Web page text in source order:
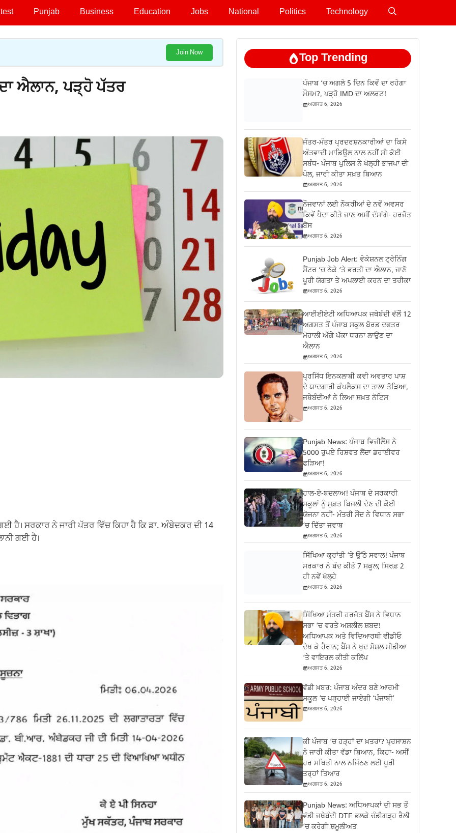
Punjab Business Education Jobs National Politics Technology
Join Now
ਐਲਾਨ, ਪੜ੍ਹੋ ਪੱਤਰ
ਹੈ। ਸਰਕਾਰ ਨੇ ਜਾਰੀ ਪੱਤਰ ਵਿੱਚ ਕਿਹਾ ਹੈ ਕਿ ਡਾ. ਅੰਬੇਦਕਰ ਦੀ 14
ਗਈ ਹੈ।
Top Trending
ਪੰਜਾਬ ‘ਚ ਅਗਲੇ 5 ਦਿਨ ਕਿਵੇਂ ਦਾ ਰਹੇਗਾ
ਮੌਸਮ?, ਪੜ੍ਹੋ IMD ਦਾ ਅਲਰਟ!
ਅਗਸਤ 6, 2026
ਜੰਤਰ-ਮੰਤਰ ਪ੍ਰਦਰਸ਼ਨਕਾਰੀਆਂ ਦਾ ਕਿਸੇ
ਅੱਤਵਾਦੀ ਮਾਡਿਊਲ ਨਾਲ ਨਹੀਂ ਸੀ ਕੋਈ
ਸਬੰਧ- ਪੰਜਾਬ ਪੁਲਿਸ ਨੇ ਖੋਲ੍ਹੀ ਭਾਜਪਾ ਦੀ
ਪੋਲ, ਜਾਰੀ ਕੀਤਾ ਸਖ਼ਤ ਬਿਆਨ
ਅਗਸਤ 6, 2026
ਨੌਜਵਾਨਾਂ ਲਈ ਨੌਕਰੀਆਂ ਦੇ ਨਵੇਂ ਅਵਸਰ
ਕਿਵੇਂ ਪੈਦਾ ਕੀਤੇ ਜਾਣ ਅਸੀਂ ਦੱਸਾਂਗੇ- ਹਰਜੋਤ
ਬੈਂਸ
ਅਗਸਤ 6, 2026
Punjab Job Alert: ਵੋਕੇਸ਼ਨਲ ਟ੍ਰੇਨਿੰਗ
ਸੈਂਟਰ ‘ਚ ਠੇਕੇ ‘ਤੇ ਭਰਤੀ ਦਾ ਐਲਾਨ, ਜਾਣੋ
ਪੂਰੀ ਯੋਗਤਾ ਤੇ ਅਪਲਾਈ ਕਰਨ ਦਾ ਤਰੀਕਾ
ਅਗਸਤ 6, 2026
ਆਈਈਏਟੀ ਅਧਿਆਪਕ ਜਥੇਬੰਦੀ ਵੱਲੋਂ 12
ਅਗਸਤ ਤੋਂ ਪੰਜਾਬ ਸਕੂਲ ਬੋਰਡ ਦਫਤਰ
ਮੋਹਾਲੀ ਅੱਗੇ ਪੱਕਾ ਧਰਨਾ ਲਾਉਣ ਦਾ
ਐਲਾਨ
ਅਗਸਤ 6, 2026
ਪ੍ਰਸਿੱਧ ਇਨਕਲਾਬੀ ਕਵੀ ਅਵਤਾਰ ਪਾਸ਼
ਦੇ ਯਾਦਗਾਰੀ ਕੰਪਲੈਕਸ ਦਾ ਤਾਲਾ ਤੋੜਿਆ,
ਜਥੇਬੰਦੀਆਂ ਨੇ ਲਿਆ ਸਖ਼ਤ ਨੋਟਿਸ
ਅਗਸਤ 6, 2026
Punjab News: ਪੰਜਾਬ ਵਿਜੀਲੈਂਸ ਨੇ
5000 ਰੁਪਏ ਰਿਸ਼ਵਤ ਲੈਂਦਾ ਡਰਾਈਵਰ
ਫੜਿਆ!
ਅਗਸਤ 6, 2026
ਹਾਲ-ਏ-ਬਦਲਾਅ! ਪੰਜਾਬ ਦੇ ਸਰਕਾਰੀ
ਸਕੂਲਾਂ ਨੂੰ ਮੁਫ਼ਤ ਬਿਜਲੀ ਦੇਣ ਦੀ ਕੋਈ
ਯੋਜਨਾ ਨਹੀਂ- ਮੰਤਰੀ ਸੌਂਦ ਨੇ ਵਿਧਾਨ ਸਭਾ
‘ਚ ਦਿੱਤਾ ਜਵਾਬ
ਅਗਸਤ 6, 2026
ਸਿੱਖਿਆ ਕ੍ਰਾਂਤੀ ‘ਤੇ ਉੱਠੇ ਸਵਾਲ! ਪੰਜਾਬ
ਸਰਕਾਰ ਨੇ ਬੰਦ ਕੀਤੇ 7 ਸਕੂਲ; ਸਿਰਫ਼ 2
ਹੀ ਨਵੇਂ ਖੋਲ੍ਹੇ
ਅਗਸਤ 6, 2026
ਸਿੱਖਿਆ ਮੰਤਰੀ ਹਰਜੋਤ ਬੈਂਸ ਨੇ ਵਿਧਾਨ
ਸਭਾ ‘ਚ ਵਰਤੇ ਅਸ਼ਲੀਲ ਸ਼ਬਦ!
ਅਧਿਆਪਕ ਅਤੇ ਵਿਦਿਆਰਥੀ ਵੀਡੀਓ
ਦੇਖ ਕੇ ਹੈਰਾਨ; ਬੈਂਸ ਨੇ ਖੁਦ ਸੋਸ਼ਲ ਮੀਡੀਆ
‘ਤੇ ਵਾਇਰਲ ਕੀਤੀ ਕਲਿੱਪ
ਅਗਸਤ 6, 2026
ਵੱਡੀ ਖ਼ਬਰ: ਪੰਜਾਬ ਅੰਦਰ ਬਣੇ ਆਰਮੀ
ਸਕੂਲ ‘ਚ ਪੜ੍ਹਾਈ ਜਾਏਗੀ ‘ਪੰਜਾਬੀ’
ਅਗਸਤ 6, 2026
ਕੀ ਪੰਜਾਬ ‘ਚ ਹੜ੍ਹਾਂ ਦਾ ਖ਼ਤਰਾ? ਪ੍ਰਸਾਸ਼ਨ
ਨੇ ਜਾਰੀ ਕੀਤਾ ਵੱਡਾ ਬਿਆਨ, ਕਿਹਾ- ਅਸੀਂ
ਹਰ ਸਥਿਤੀ ਨਾਲ ਨਜਿੱਠਣ ਲਈ ਪੂਰੀ
ਤਰ੍ਹਾਂ ਤਿਆਰ
ਅਗਸਤ 6, 2026
Punjab News: ਅਧਿਆਪਕਾਂ ਦੀ ਸਭ ਤੋਂ
ਵੱਡੀ ਜਥੇਬੰਦੀ DTF ਭਲਕੇ ਚੰਡੀਗੜ੍ਹ ਰੈਲੀ
‘ਚ ਕਰੇਗੀ ਸ਼ਮੂਲੀਅਤ